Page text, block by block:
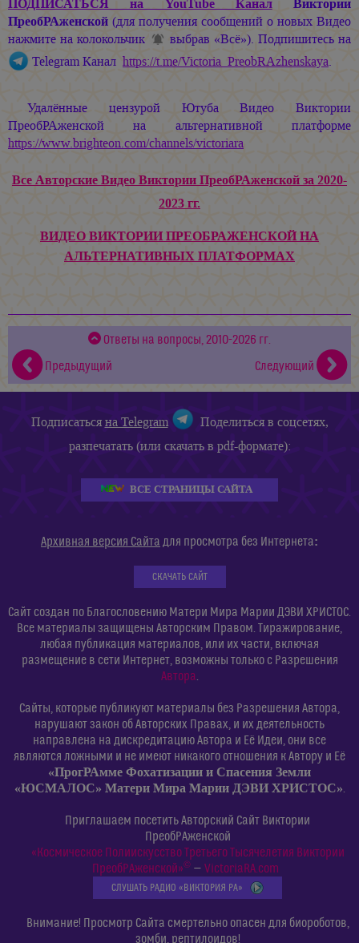
ПОДПИСАТЬСЯ на YouTube КаналВиктории
ПреобРАженской (для получения сообщений о новых Видео
нажмите на колокольчик
выбрав «Всё»). Подпишитесь на
Telegram Канал https://t.me/Victoria_PreobRAzhenskaya.
Удалённые цензурой Ютуба Видео Виктории
ПреобРАженской на альтернативной платформе
https://www.brighteon.com/channels/victoriara
Все Авторские Видео Виктории ПреобРАженской за 2020-
2023 гг.
ВИДЕО ВИКТОРИИ ПРЕОБРАЖЕНСКОЙ НА
АЛЬТЕРНАТИВНЫХ ПЛАТФОРМАХ
Ответы на вопросы, 2010-2026 гг.
Предыдущий
Следующий
Подписатьсяна Telegram
Поделиться в соцсетях,
разпечатать (или скачать в pdf-формате):
ВСЕ СТРАНИЦЫ САЙТА
Архивная версия Сайта для просмотра без Интернета:
СКАЧАТЬ САЙТ
Сайт создан по Благословению Матери Мира Марии ДЭВИ ХРИСТОС.
Все материалы защищены Авторским Правом. Тиражирование,
любая публикация материалов, или их части, включая
размещение в сети Интернет, возможны только с Разрешения
Автора.
Сайты, которые публикуют материалы без Разрешения Автора,
нарушают закон об Авторских Правах, и их деятельность
направлена на дискредитацию Автора и Её Идеи, они все
являются ложными и не имеют никакого отношения к Автору и Её
«ПрогРАмме Фохатизации и Спасения Земли
«ЮСМАЛОС» Матери Мира Марии ДЭВИ ХРИСТОС».
Приглашаем посетить Авторский Сайт Виктории
ПреобРАженской
«Космическое Полиискусство Третьего Тысячелетия Виктории
ПреобРАженской»©— VictoriaRA.com
СЛУШАТЬ РАДИО «ВИКТОРИЯ РА»
Внимание! Просмотр Сайта смертельно опасен для биороботов,
зомби, рептилоидов!